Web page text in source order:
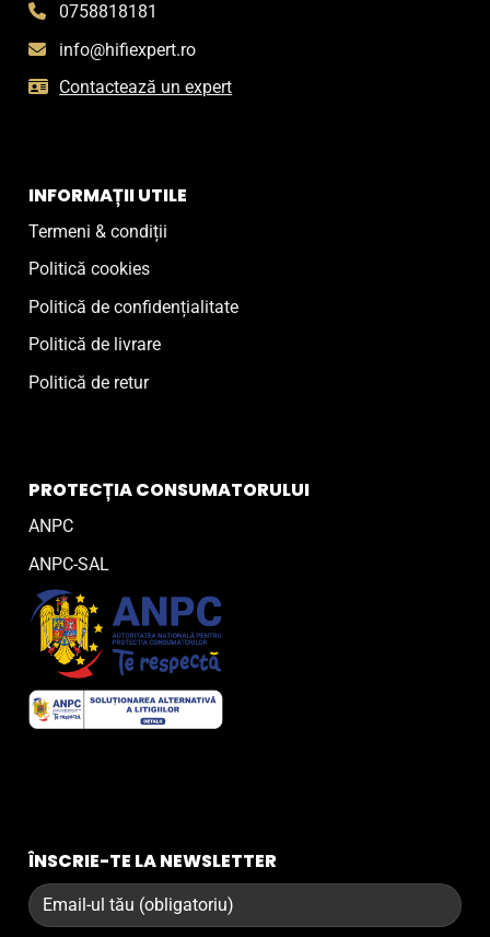
0758818181
info@hifiexpert.ro
Contactează un expert
INFORMAȚII UTILE
Termeni & condiții
Politică cookies
Politică de confidențialitate
Politică de livrare
Politică de retur
PROTECȚIA CONSUMATORULUI
ANPC
ANPC-SAL
ÎNSCRIE-TE LA NEWSLETTER